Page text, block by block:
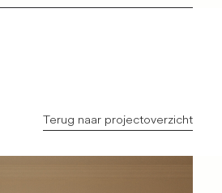
Terug naar projectoverzicht